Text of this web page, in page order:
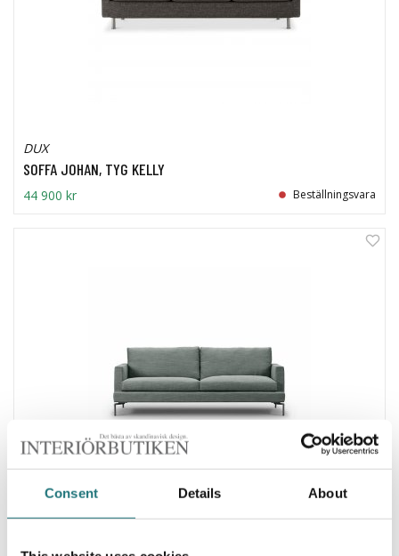
Consent Details About
DUX
SOFFA JOHAN, TYG KELLY
44 900 kr Beställningsvara